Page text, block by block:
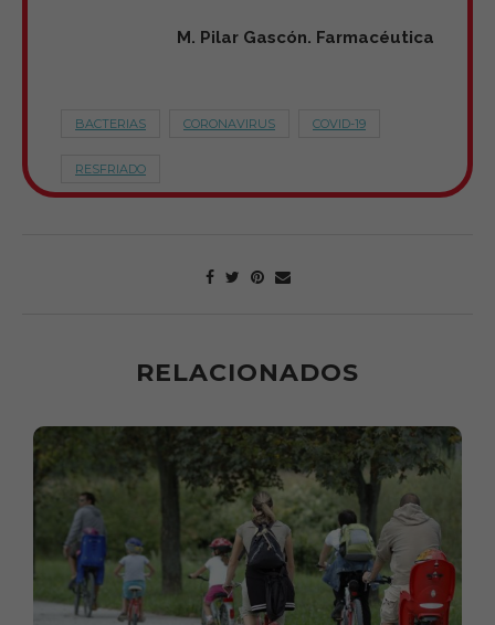
M. Pilar Gascón. Farmacéutica
BACTERIAS CORONAVIRUS COVID-19
RESFRIADO
RELACIONADOS